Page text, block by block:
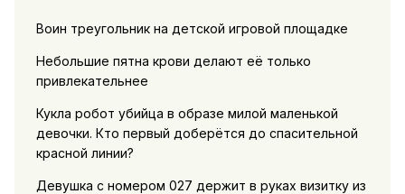
Воин треугольник на детской игровой площадке
Небольшие пятна крови делают её только
привлекательнее
Кукла робот убийца в образе милой маленькой
девочки. Кто первый доберётся до спасительной
красной линии?
Девушка с номером 027 держит в руках визитку из